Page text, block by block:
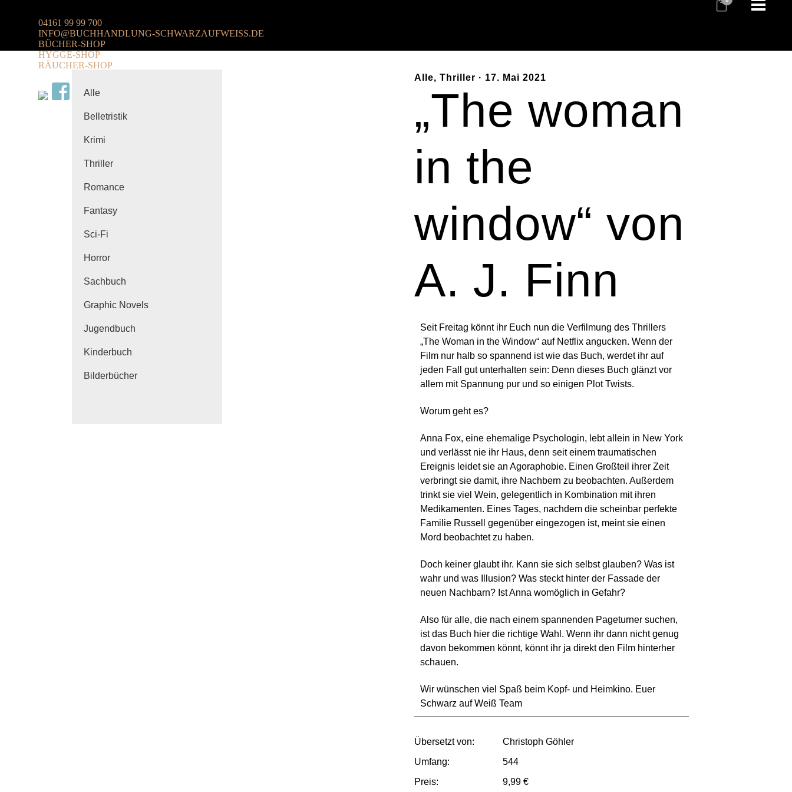
04161 99 99 700
INFO@BUCHHANDLUNG-SCHWARZAUFWEISS.DE
BÜCHER-SHOP
HYGGE-SHOP
RÄUCHER-SHOP
Alle
Belletristik
Krimi
Thriller
Romance
Fantasy
Sci-Fi
Horror
Sachbuch
Graphic Novels
Jugendbuch
Kinderbuch
Bilderbücher
Alle, Thriller · 17. Mai 2021
„The woman
in the
window“ von
A. J. Finn
Seit Freitag könnt ihr Euch nun die Verfilmung des Thrillers
„The Woman in the Window“ auf Netflix angucken. Wenn der
Film nur halb so spannend ist wie das Buch, werdet ihr auf
jeden Fall gut unterhalten sein: Denn dieses Buch glänzt vor
allem mit Spannung pur und so einigen Plot Twists.
Worum geht es?
Anna Fox, eine ehemalige Psychologin, lebt allein in New York
und verlässt nie ihr Haus, denn seit einem traumatischen
Ereignis leidet sie an Agoraphobie. Einen Großteil ihrer Zeit
verbringt sie damit, ihre Nachbern zu beobachten. Außerdem
trinkt sie viel Wein, gelegentlich in Kombination mit ihren
Medikamenten. Eines Tages, nachdem die scheinbar perfekte
Familie Russell gegenüber eingezogen ist, meint sie einen
Mord beobachtet zu haben.
Doch keiner glaubt ihr. Kann sie sich selbst glauben? Was ist
wahr und was Illusion? Was steckt hinter der Fassade der
neuen Nachbarn? Ist Anna womöglich in Gefahr?
Also für alle, die nach einem spannenden Pageturner suchen,
ist das Buch hier die richtige Wahl. Wenn ihr dann nicht genug
davon bekommen könnt, könnt ihr ja direkt den Film hinterher
schauen.
Wir wünschen viel Spaß beim Kopf- und Heimkino. Euer
Schwarz auf Weiß Team
Übersetzt von:
Christoph Göhler
Umfang:
544
Preis:
9,99 €